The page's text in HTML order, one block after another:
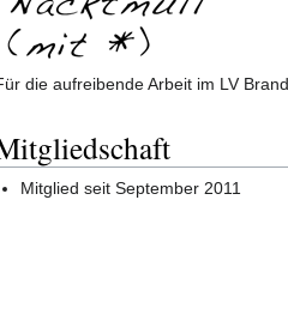
die aufreibende Arbeit im LV
Mitglied seit September 2011